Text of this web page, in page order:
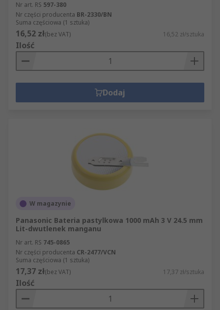
Nr art. RS 597-380
Nr części producenta BR-2330/BN
Suma częściowa (1 sztuka)
16,52 zł(bez VAT) 16,52 zł/sztuka
Ilość
Dodaj
W magazynie
Panasonic Bateria pastylkowa 1000 mAh 3 V 24.5 mm
Lit-dwutlenek manganu
Nr art. RS 745-0865
Nr części producenta CR-2477/VCN
Suma częściowa (1 sztuka)
17,37 zł(bez VAT) 17,37 zł/sztuka
Ilość